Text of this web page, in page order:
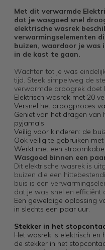
Met dit verwarmde
dat je wasgoed snel
elektrische wasrek
verwarmingselementen
buizen, waardoor je was
in de kast te gaan.
Wachten tot je was
tijd. Steek simpelweg de
verwarmde droogrek doet
Elektrisch wasrek met 20
Versnel het droogproces
Geniet van het dragen van
pyjama's
Veilig voor kinderen: de
Ook veilig te gebruiken
Werkt met een stroomkabel
Wasgoed binnen een
Dit elektrische wasrek is
buizen die een
buis is een
dat je was snel en efficiënt
Een geweldige oplossing
in slechts een paar uur.
Stekker in het
Het wasrek is elektrisch en
de stekker in het